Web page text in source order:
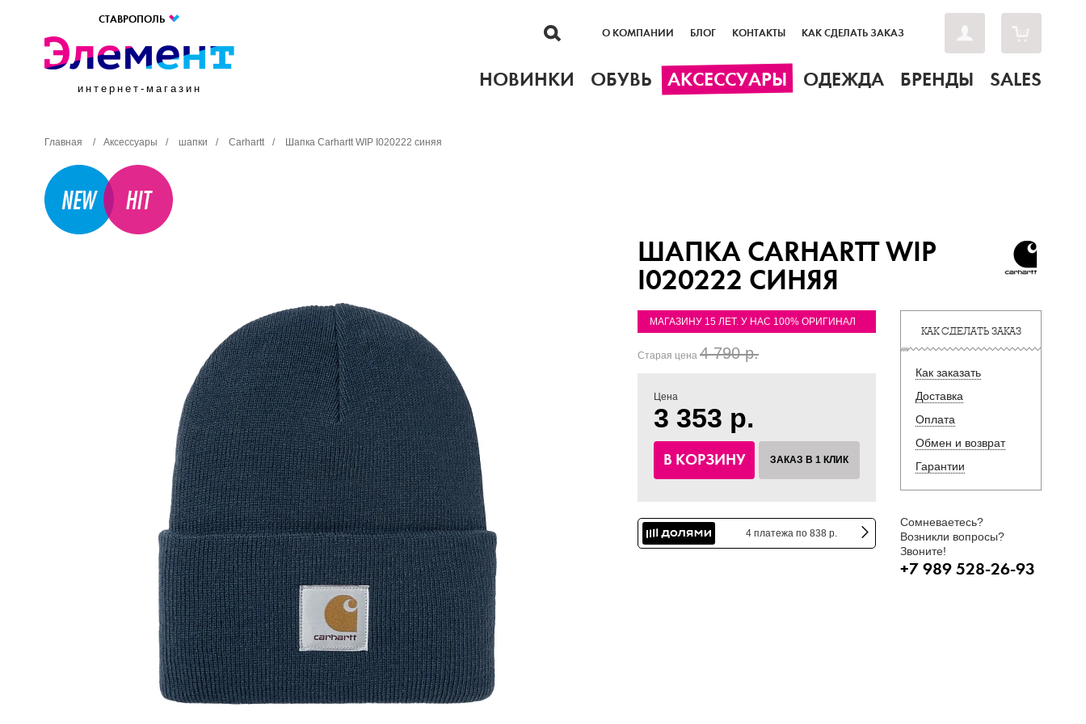
СТАВРОПОЛЬ
интернет-магазин
О КОМПАНИИ БЛОГ КОНТАКТЫ КАК СДЕЛАТЬ ЗАКАЗ
НОВИНКИ ОБУВЬ АКСЕССУАРЫ ОДЕЖДА БРЕНДЫ SALES
Главная / Аксессуары / шапки / Carhartt / Шапка Carhartt WIP I020222 синяя
ШАПКА CARHARTT WIP
I020222 СИНЯЯ
МАГАЗИНУ 15 ЛЕТ. У НАС 100% ОРИГИНАЛ
Старая цена 4 790 р.
Цена
3 353 р.
В КОРЗИНУ ЗАКАЗ В 1 КЛИК
4 платежа по 838 р.
КАК СДЕЛАТЬ ЗАКАЗ
Как заказать
Доставка
Оплата
Обмен и возврат
Гарантии
Сомневаетесь?
Возникли вопросы?
Звоните!
+7 989 528-26-93